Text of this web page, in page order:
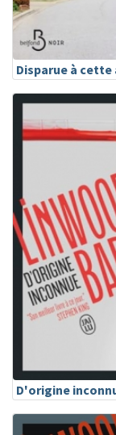
Disparue à cette
D'origine